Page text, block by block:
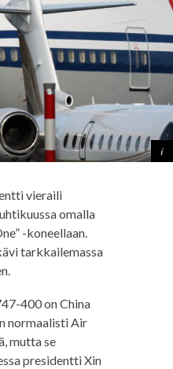
vieraili
omalla
-koneellaan.
tarkkailemassa
400 on China
normaalisti Air
mutta se
presidentti Xin